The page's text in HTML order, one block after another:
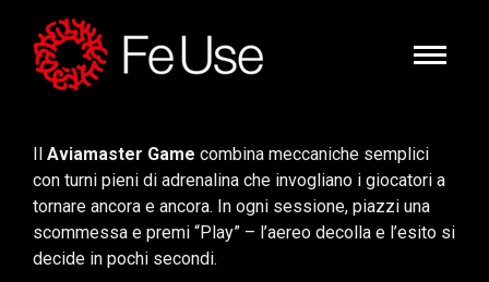
Il Aviamaster Game combina meccaniche semplici
con turni pieni di adrenalina che invogliano i giocatori a
tornare ancora e ancora. In ogni sessione, piazzi una
scommessa e premi “Play” – l’aereo decolla e l’esito si
decide in pochi secondi.